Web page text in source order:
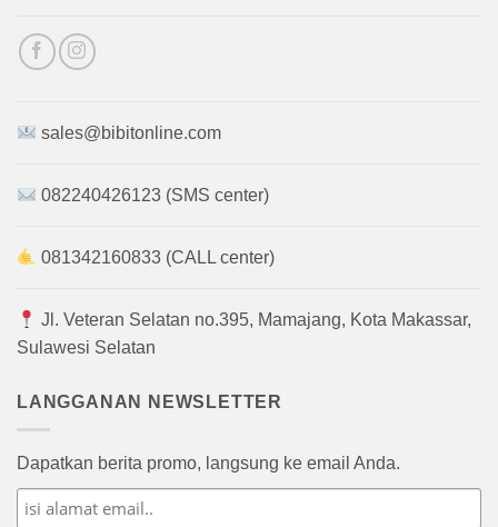
sales@bibitonline.com
082240426123 (SMS center)
081342160833 (CALL center)
Jl. Veteran Selatan no.395, Mamajang, Kota Makassar,
Sulawesi Selatan
LANGGANAN NEWSLETTER
Dapatkan berita promo, langsung ke email Anda.